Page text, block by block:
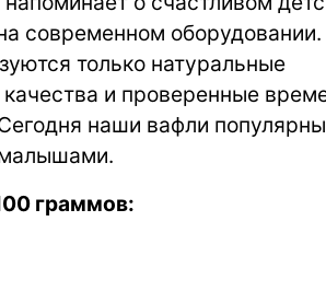
современном
только натуральные
и проверенные
наши вафли
граммов: